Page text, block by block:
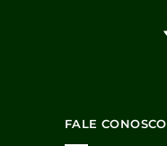
FALE CONOSCO